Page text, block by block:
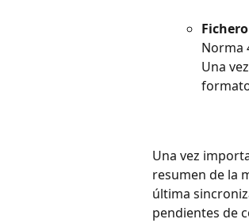
Norma
Una
Una vez
resumen de la
última
pendientes de